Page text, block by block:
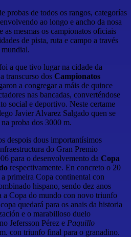
probas de todos os rangos, categorías
ao longo e ancho da nosa
as mesmas os campionatos oficiais
de pista, ruta e campo a través
a que tivo lugar na cidade da
transcurso dos Campionatos
a congregar a máis de quince
nas bancadas, converténdose
social e deportivo. Neste certame
Javier Alvarez Salgado quen se
proba dos 3000 m.
despois dous importantísimos
do Gran Premio
para o desenvolvemento da Copa
respectivamente. En concreto o 20
primeira Copa continental con
hispano, sendo dez anos
a Copa do mundo con novo triunfo
quedará para os anais da historia
e o marabilloso duelo
Jefersson Pérez e Paquillo
con triunfo final para o granadino.